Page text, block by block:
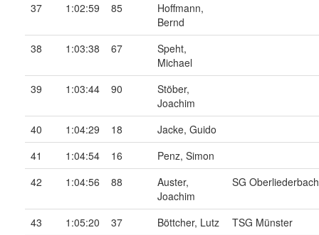
37
1:02:59 85
Hoffmann,
Bernd
38
1:03:38 67
Speht,
Michael
39
1:03:44 90
Stöber,
Joachim
40
1:04:29 18
Jacke, Guido
41
1:04:54 16
Penz, Simon
42
1:04:56 88
Auster,
Joachim
SG Oberliederbach
43 1:05:20 37 Böttcher, Lutz
TSG Münster